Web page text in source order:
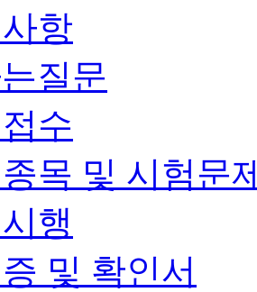
항
질문
수
목 및 시험문
행
및 확인서